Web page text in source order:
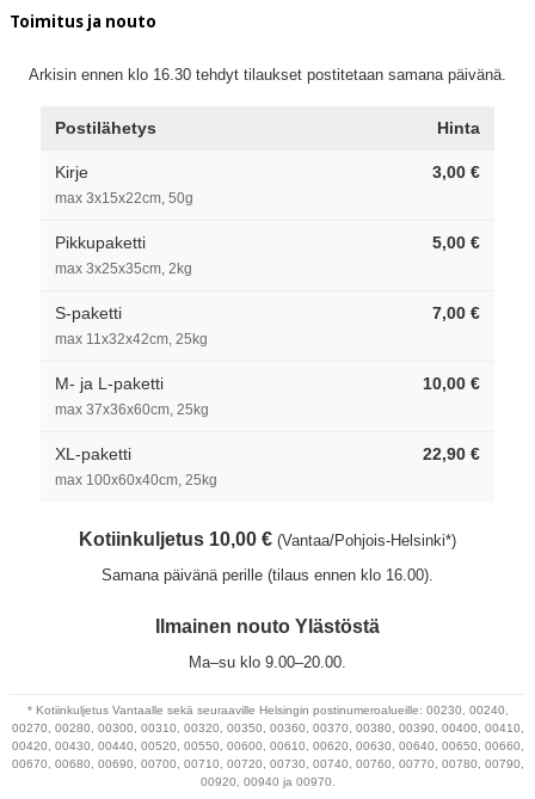
Toimitus ja nouto
Arkisin ennen klo 16.30 tehdyt tilaukset postitetaan samana päivänä.
Postilähetys Hinta
Kirje
max 3x15x22cm, 50g
3,00 €
Pikkupaketti
max 3x25x35cm, 2kg
5,00 €
S-paketti
max 11x32x42cm, 25kg
7,00 €
M- ja L-paketti
max 37x36x60cm, 25kg
10,00 €
XL-paketti
max 100x60x40cm, 25kg
22,90 €
Kotiinkuljetus 10,00 € (Vantaa/Pohjois-Helsinki*)
Samana päivänä perille (tilaus ennen klo 16.00).
Ilmainen nouto Ylästöstä
Ma–su klo 9.00–20.00.
* Kotiinkuljetus Vantaalle sekä seuraaville Helsingin postinumeroalueille: 00230, 00240,
00270, 00280, 00300, 00310, 00320, 00350, 00360, 00370, 00380, 00390, 00400, 00410,
00420, 00430, 00440, 00520, 00550, 00600, 00610, 00620, 00630, 00640, 00650, 00660,
00670, 00680, 00690, 00700, 00710, 00720, 00730, 00740, 00760, 00770, 00780, 00790,
00920, 00940 ja 00970.